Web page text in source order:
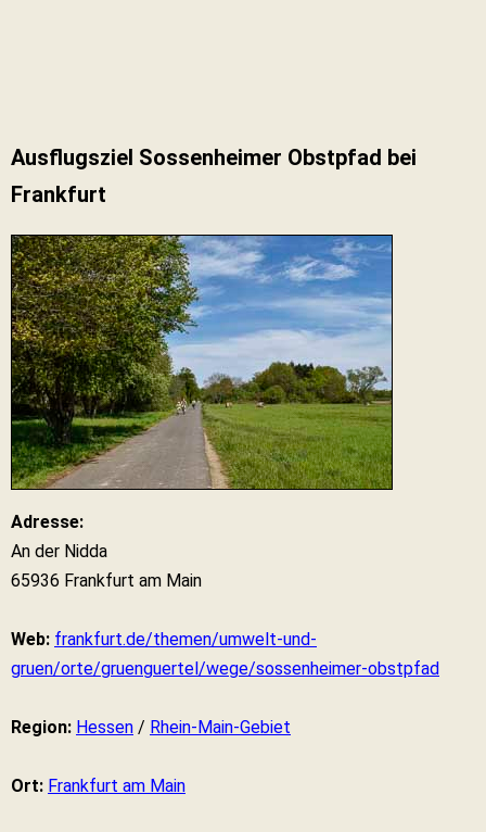
Ausflugsziel Sossenheimer Obstpfad bei
Frankfurt
Adresse:
An der Nidda
65936 Frankfurt am Main
Web: frankfurt.de/themen/umwelt-und-
gruen/orte/gruenguertel/wege/sossenheimer-obstpfad
Region: Hessen / Rhein-Main-Gebiet
Ort: Frankfurt am Main